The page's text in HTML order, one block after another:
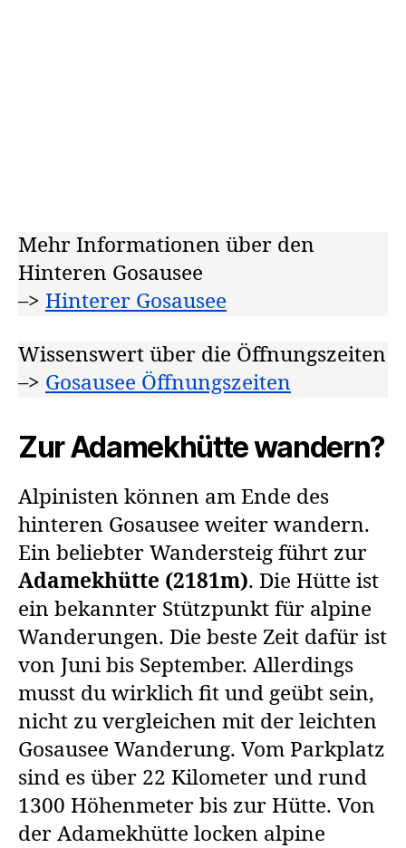
Mehr Informationen über den
Hinteren Gosausee
–> Hinterer Gosausee
Wissenswert über die Öffnungszeiten
–> Gosausee Öffnungszeiten
Zur Adamekhütte wandern?
Alpinisten können am Ende des
hinteren Gosausee weiter wandern.
Ein beliebter Wandersteig führt zur
Adamekhütte (2181m). Die Hütte ist
ein bekannter Stützpunkt für alpine
Wanderungen. Die beste Zeit dafür ist
von Juni bis September. Allerdings
musst du wirklich fit und geübt sein,
nicht zu vergleichen mit der leichten
Gosausee Wanderung. Vom Parkplatz
sind es über 22 Kilometer und rund
1300 Höhenmeter bis zur Hütte. Von
der Adamekhütte locken alpine